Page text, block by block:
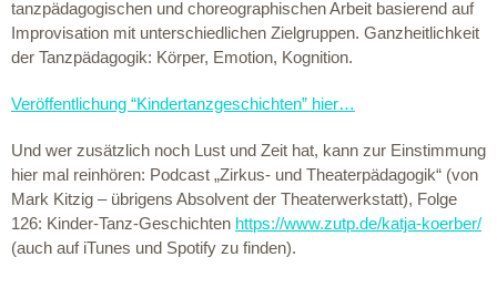
tanzpädagogischen und choreographischen Arbeit basierend auf
Improvisation mit unterschiedlichen Zielgruppen. Ganzheitlichkeit
der Tanzpädagogik: Körper, Emotion, Kognition.
Veröffentlichung “Kindertanzgeschichten” hier…
Und wer zusätzlich noch Lust und Zeit hat, kann zur Einstimmung
hier mal reinhören: Podcast „Zirkus- und Theaterpädagogik“ (von
Mark Kitzig – übrigens Absolvent der Theaterwerkstatt), Folge
126: Kinder-Tanz-Geschichten https://www.zutp.de/katja-koerber/
(auch auf iTunes und Spotify zu finden).